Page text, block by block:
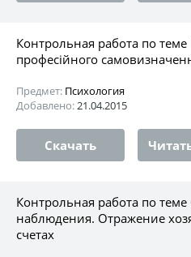
Контрольная работа по теме
професійного
Предмет: Психология
Добавлено:21.04.2015
Скачать
Контрольная работа по
наблюдения. Отражение
счетах